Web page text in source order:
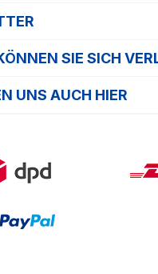
SIE SICH
UNS AUCH HIER